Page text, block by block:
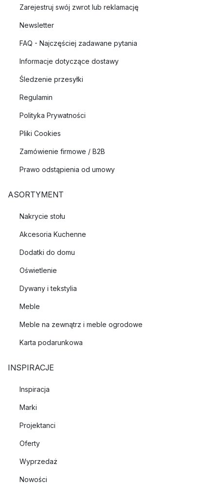
Zarejestruj swój zwrot lub reklamację
Newsletter
FAQ - Najczęściej zadawane pytania
Informacje dotyczące dostawy
Śledzenie przesyłki
Regulamin
Polityka Prywatności
Pliki Cookies
Zamówienie firmowe / B2B
Prawo odstąpienia od umowy
ASORTYMENT
Nakrycie stołu
Akcesoria Kuchenne
Dodatki do domu
Oświetlenie
Dywany i tekstylia
Meble
Meble na zewnątrz i meble ogrodowe
Karta podarunkowa
INSPIRACJE
Inspiracja
Marki
Projektanci
Oferty
Wyprzedaż
Nowości